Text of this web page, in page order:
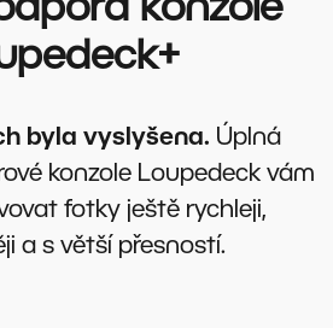
konzole
byla vyslyšena. Úplná
konzole Loupedeck vám
fotky ještě rychleji,
a s větší přesností.